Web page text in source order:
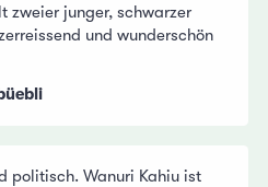
zweier junger, schwarzer
und wunderschön
politisch. Wanuri Kahiu ist